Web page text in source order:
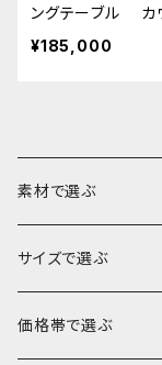
ングテーブル
¥185,000
素材で選ぶ
ブビンガ
ウォールナット
サイズで選ぶ
～140cm
価格帯で選ぶ